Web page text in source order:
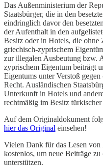
Das Außenministerium der
Staatsbürger, die in den
eindringlich davor den
der Aufenthalt in den
Besitz oder in Hotels, die ohne
griechisch-zyprischem
zur illegalen Ausbeutung bzw.
zyprischem Eigentum beiträgt
Eigentums unter Verstoß
Recht. Ausländischen
Unterkunft in Hotels und
rechtmäßig im Besitz
Auf dem Originaldokument
hier das Original einsehen!
Vielen Dank für das Lesen
kostenlos, um neue Beiträge
unterstützen.